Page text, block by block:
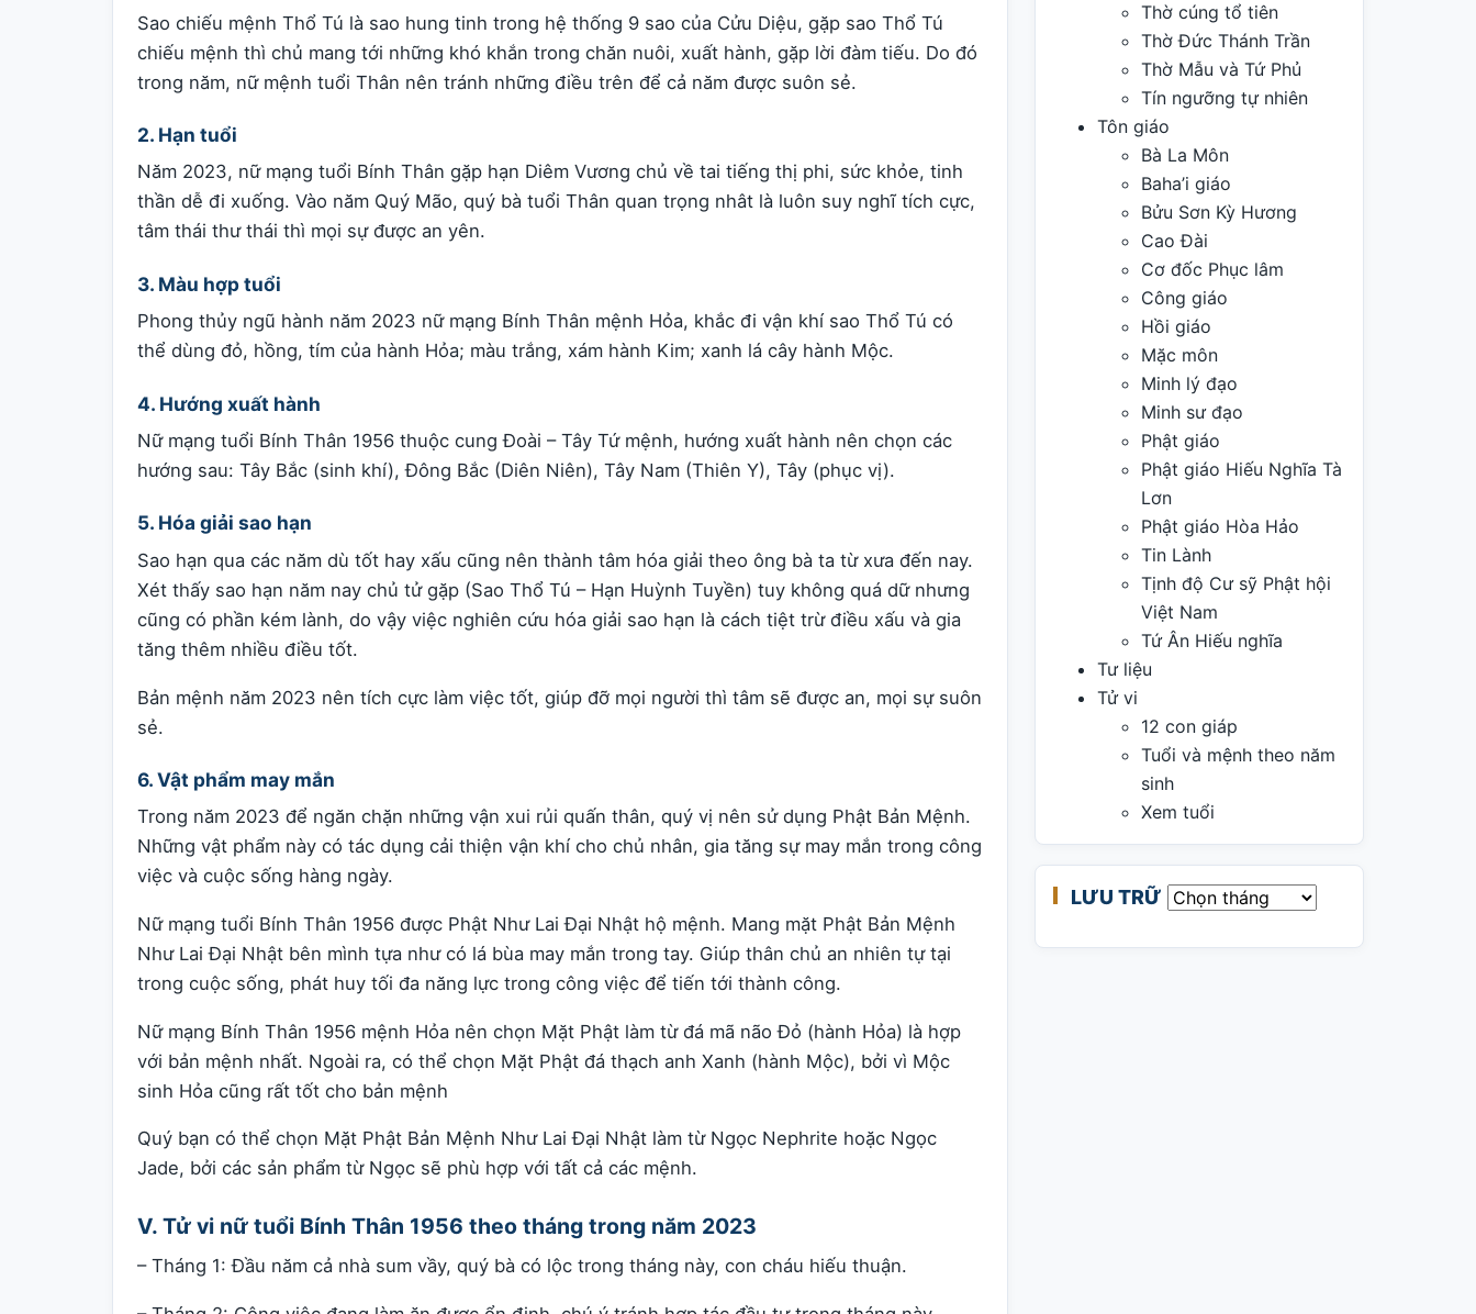
Sao chiếu mệnh Thổ Tú là sao hung tinh trong hệ thống 9 sao của Cửu Diệu, gặp sao Thổ Tú
chiếu mệnh thì chủ mang tới những khó khắn trong chăn nuôi, xuất hành, gặp lời đàm tiếu. Do đó
trong năm, nữ mệnh tuổi Thân nên tránh những điều trên để cả năm được suôn sẻ.
2. Hạn tuổi
Năm 2023, nữ mạng tuổi Bính Thân gặp hạn Diêm Vương chủ về tai tiếng thị phi, sức khỏe, tinh
thần dễ đi xuống. Vào năm Quý Mão, quý bà tuổi Thân quan trọng nhât là luôn suy nghĩ tích cực,
tâm thái thư thái thì mọi sự được an yên.
3. Màu hợp tuổi
Phong thủy ngũ hành năm 2023 nữ mạng Bính Thân mệnh Hỏa, khắc đi vận khí sao Thổ Tú có
thể dùng đỏ, hồng, tím của hành Hỏa; màu trắng, xám hành Kim; xanh lá cây hành Mộc.
4. Hướng xuất hành
Nữ mạng tuổi Bính Thân 1956 thuộc cung Đoài – Tây Tứ mệnh, hướng xuất hành nên chọn các
hướng sau: Tây Bắc (sinh khí), Đông Bắc (Diên Niên), Tây Nam (Thiên Y), Tây (phục vị).
5. Hóa giải sao hạn
Sao hạn qua các năm dù tốt hay xấu cũng nên thành tâm hóa giải theo ông bà ta từ xưa đến nay.
Xét thấy sao hạn năm nay chủ tử gặp (Sao Thổ Tú – Hạn Huỳnh Tuyền) tuy không quá dữ nhưng
cũng có phần kém lành, do vậy việc nghiên cứu hóa giải sao hạn là cách tiệt trừ điều xấu và gia
tăng thêm nhiều điều tốt.
Bản mệnh năm 2023 nên tích cực làm việc tốt, giúp đỡ mọi người thì tâm sẽ được an, mọi sự suôn
sẻ.
6. Vật phẩm may mắn
Trong năm 2023 để ngăn chặn những vận xui rủi quấn thân, quý vị nên sử dụng Phật Bản Mệnh.
Những vật phẩm này có tác dụng cải thiện vận khí cho chủ nhân, gia tăng sự may mắn trong công
việc và cuộc sống hàng ngày.
Nữ mạng tuổi Bính Thân 1956 được Phật Như Lai Đại Nhật hộ mệnh. Mang mặt Phật Bản Mệnh
Như Lai Đại Nhật bên mình tựa như có lá bùa may mắn trong tay. Giúp thân chủ an nhiên tự tại
trong cuộc sống, phát huy tối đa năng lực trong công việc để tiến tới thành công.
Nữ mạng Bính Thân 1956 mệnh Hỏa nên chọn Mặt Phật làm từ đá mã não Đỏ (hành Hỏa) là hợp
với bản mệnh nhất. Ngoài ra, có thể chọn Mặt Phật đá thạch anh Xanh (hành Mộc), bởi vì Mộc
sinh Hỏa cũng rất tốt cho bản mệnh
Quý bạn có thể chọn Mặt Phật Bản Mệnh Như Lai Đại Nhật làm từ Ngọc Nephrite hoặc Ngọc
Jade, bởi các sản phẩm từ Ngọc sẽ phù hợp với tất cả các mệnh.
V. Tử vi nữ tuổi Bính Thân 1956 theo tháng trong năm 2023
– Tháng 1: Đầu năm cả nhà sum vầy, quý bà có lộc trong tháng này, con cháu hiếu thuận.
Thờ cúng tổ tiên
Thờ Đức Thánh Trần
Thờ Mẫu và Tứ Phủ
Tín ngưỡng tự nhiên
Tôn giáo
Bà La Môn
Baha’i giáo
Bửu Sơn Kỳ Hương
Cao Đài
Cơ đốc Phục lâm
Công giáo
Hồi giáo
Mặc môn
Minh lý đạo
Minh sư đạo
Phật giáo
Phật giáo Hiếu Nghĩa Tà
Lơn
Phật giáo Hòa Hảo
Tin Lành
Tịnh độ Cư sỹ Phật hội
Việt Nam
Tứ Ân Hiếu nghĩa
Tư liệu
Tử vi
12 con giáp
Tuổi và mệnh theo năm
sinh
Xem tuổi
LƯU TRỮ Lưu trữ